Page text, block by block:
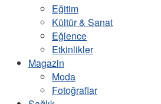
Eğitim
Kültür & Sanat
Eğlence
Etkinlikler
Magazin
Moda
Fotoğraflar